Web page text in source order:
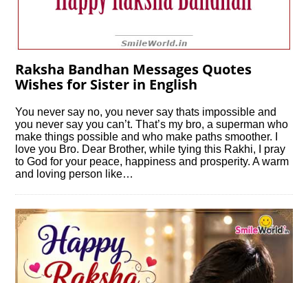
Raksha Bandhan Messages Quotes
Wishes for Sister in English
You never say no, you never say thats impossible and
you never say you can’t. That’s my bro, a superman who
make things possible and who make paths smoother. I
love you Bro. Dear Brother, while tying this Rakhi, I pray
to God for your peace, happiness and prosperity. A warm
and loving person like…